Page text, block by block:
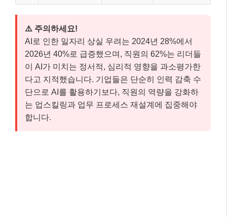
⚠️ 주의하세요!
AI로 인한 일자리 상실 우려는 2024년 28%에서
2026년 40%로 급증했으며, 직원의 62%는 리더들
이 AI가 미치는 정서적, 심리적 영향을 과소평가한
다고 지적했습니다. 기업들은 단순히 인력 감축 수
단으로 AI를 활용하기보다, 직원의 역량을 강화하
는 업스킬링과 업무 프로세스 재설계에 집중해야
합니다.